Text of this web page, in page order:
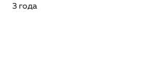
3 года